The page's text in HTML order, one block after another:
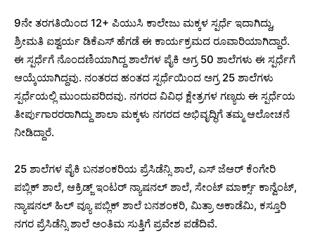
9ನೇ ತರಗತಿಯಿಂದ 12+ ಪಿಯುಸಿ ಕಾಲೇಜು ಮಕ್ಕಳ ಸ್ಪರ್ಧೆ ಇದಾಗಿದ್ದು,
ಶ್ರೀಮತಿ ಐಶ್ವರ್ಯ ಡಿಕೆಎಸ್ ಹೆಗಡೆ ಈ ಕಾರ್ಯಕ್ರಮದ ರೂವಾರಿಯಾಗಿದ್ದಾರೆ.
ಈ ಸ್ಪರ್ಧೆಗೆ ನೊಂದಣಿಯಾಗಿದ್ದ ಶಾಲೆಗಳ ಪೈಕಿ ಅಗ್ರ 50 ಶಾಲೆಗಳು ಈ ಸ್ಪರ್ಧೆಗೆ
ಆಯ್ಕೆಯಾಗಿದ್ದವು. ನಂತರದ ಹಂತದ ಸ್ಪರ್ಧೆಯಿಂದ ಅಗ್ರ 25 ಶಾಲೆಗಳು
ಸ್ಪರ್ಧೆಯಲ್ಲಿ ಮುಂದುವರಿದವು. ನಗರದ ವಿವಿಧ ಕ್ಷೇತ್ರಗಳ ಗಣ್ಯರು ಈ ಸ್ಪರ್ಧೆಯ
ತೀರ್ಪುಗಾರರರಾಗಿದ್ದು ಶಾಲಾ ಮಕ್ಕಳು ನಗರದ ಅಭಿವೃದ್ಧಿಗೆ ತಮ್ಮ ಆಲೋಚನೆ
ನೀಡಿದ್ದಾರೆ.
25 ಶಾಲೆಗಳ ಪೈಕಿ ಬನಶಂಕರಿಯ ಪ್ರೆಸಿಡೆನ್ಸಿ ಶಾಲೆ, ಎಸ್ ಜೆಆರ್ ಕೆಂಗೇರಿ
ಪಬ್ಲಿಕ್ ಶಾಲೆ, ಆಕ್ರಿಡ್ಜ್ ಇಂಟರ್ ನ್ಯಾಷನಲ್ ಶಾಲೆ, ಸೇಂಟ್ ಮಾರ್ಕ್ಸ್ ಕಾನ್ವೆಂಟ್,
ನ್ಯಾಷನಲ್ ಹಿಲ್ ವ್ಯೂ ಪಬ್ಲಿಕ್ ಶಾಲೆ ಬನಶಂಕರಿ, ಮಿತ್ರಾ ಅಕಾಡೆಮಿ, ಕಸ್ತೂರಿ
ನಗರ ಪ್ರೆಸಿಡೆನ್ಸಿ ಶಾಲೆ ಅಂತಿಮ ಸುತ್ತಿಗೆ ಪ್ರವೇಶ ಪಡೆದಿವೆ.